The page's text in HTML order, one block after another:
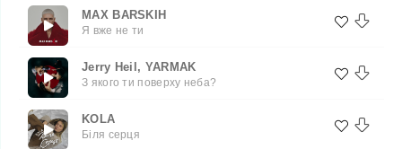
MAX BARSKIH
Я вже не ти
Jerry Heil, YARMAK
З якого ти поверху неба?
KOLA
Біля серця